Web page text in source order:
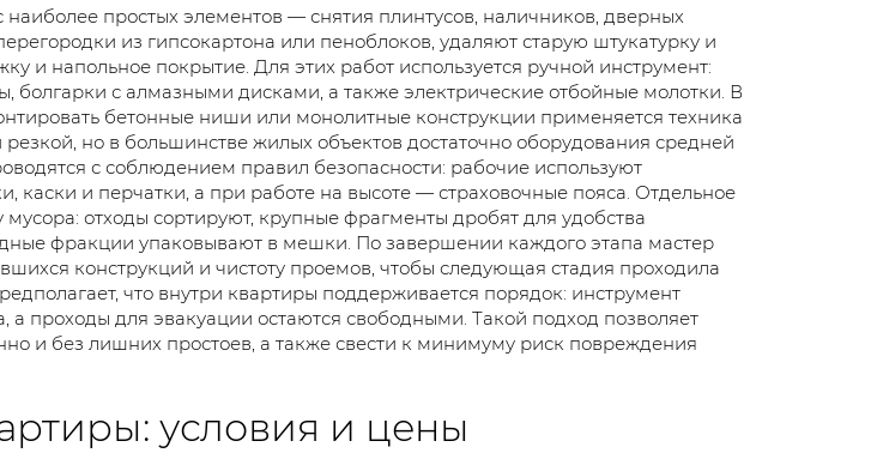
простых элементов — снятия плинтусов, наличников, дверных
из гипсокартона или пеноблоков, удаляют старую штукатурку и
и напольное покрытие. Для этих работ используется ручной инструмент:
болгарки с алмазными дисками, а также электрические отбойные молотки. В
бетонные ниши или монолитные конструкции применяется техника
но в большинстве жилых объектов достаточно оборудования средней
с соблюдением правил безопасности: рабочие используют
каски и перчатки, а при работе на высоте — страховочные пояса. Отдельное
отходы сортируют, крупные фрагменты дробят для удобства
фракции упаковывают в мешки. По завершении каждого этапа мастер
конструкций и чистоту проемов, чтобы следующая стадия проходила
что внутри квартиры поддерживается порядок: инструмент
а проходы для эвакуации остаются свободными. Такой подход позволяет
и без лишних простоев, а также свести к минимуму риск повреждения
условия и цены